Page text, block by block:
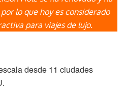
lo que hoy es considerado
para viajes de lujo.
desde 11 ciudades